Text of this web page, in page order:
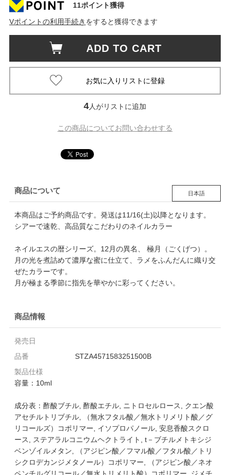
11ポイント獲得
Vポイントの利用手続き をすると獲得できます
ADD TO CART
4人がリストに追加
この商品についてお問い合わせする
商品について 日本語
本商品はご予約商品です。発送は11/16(土)以降となります。
シアーで速乾、高品質なこだわりのネイルカラー
ネイルエスの暦シリーズ。12月の異名、 極月（ごくげつ）。
月の光を煮詰めて濃厚な蜜に仕立て、ラメをふんだんに織り交
ぜたカラーです。
月が極まる季節に指先を華やかに彩ってください。
商品情報
発売日
品番
STZA4571583251500B
製品仕様
容量：10ml
成分表：酢酸ブチル, 酢酸エチル, ニトロセルロース, クエン酸
アセチルトリブチル, （無水フタル酸／無水トリメリト酸／グ
リコールズ）コポリマー, イソプロパノール, 安息香酸スクロ
ース, ステアラルコニウムヘクトライト, t－ブチルメトキシジ
ベンゾイルメタン, （アジピン酸／フマル酸／フタル酸／トリ
シクロデカンジメタノール）コポリマー, （アジピン酸／ネオ
ペンチルグリコール／無水トリメリト酸）コポリマー, ジメチ